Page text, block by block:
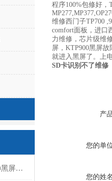
西门子840D加工中心PCU50黑屏排查
程序100%包修好，
维修西门子TP700
comfort面板，进口
力维修，芯片级维
屏，KTP900黑屏
就进入黑屏了。上
SD卡识别不了维修
产
您的单
您的姓